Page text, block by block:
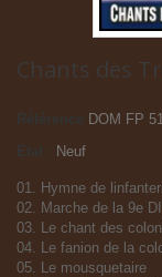
Chants des
Référence
DOM FP
Neuf
01. Hymne de
02. Marche de la 9e
03. Le chant des
04. Le fanion de la
05. Le mousquetaire